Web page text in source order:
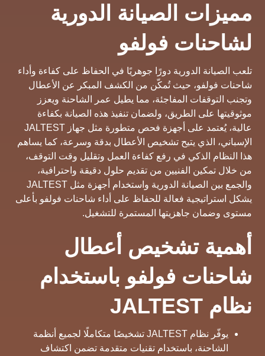
مميزات الصيانة الدورية
لشاحنات فولفو
تلعب الصيانة الدورية دورًا جوهريًا في الحفاظ على كفاءة وأداء
شاحنات فولفو، حيث تُمكّن من الكشف المبكر عن الأعطال
وتجنب التوقفات المفاجئة، مما يطيل عمر الشاحنة ويعزز
موثوقيتها على الطريق، ولضمان تنفيذ هذه الصيانة بكفاءة
عالية، يُعتمد على أجهزة فحص متطورة مثل جهاز JALTEST
الإسباني، الذي يتيح تشخيص الأعطال بدقة وسرعة، كما يساهم
هذا النظام الذكي في رفع كفاءة العمل وتقليل وقت التوقف،
من خلال تمكين الفنيين من تقديم حلول دقيقة واحترافية،
والجمع بين الصيانة الدورية واستخدام أجهزة مثل JALTEST
يشكل استراتيجية فعالة للحفاظ على أداء شاحنات فولفو بأعلى
مستوى وضمان جاهزيتها المستمرة للتشغيل.
أهمية تشخيص أعطال
شاحنات فولفو باستخدام
نظام JALTEST
يوفّر نظام JALTEST تشخيصًا متكاملًا لجميع أنظمة
الشاحنة، باستخدام تقنيات متقدمة تضمن اكتشاف